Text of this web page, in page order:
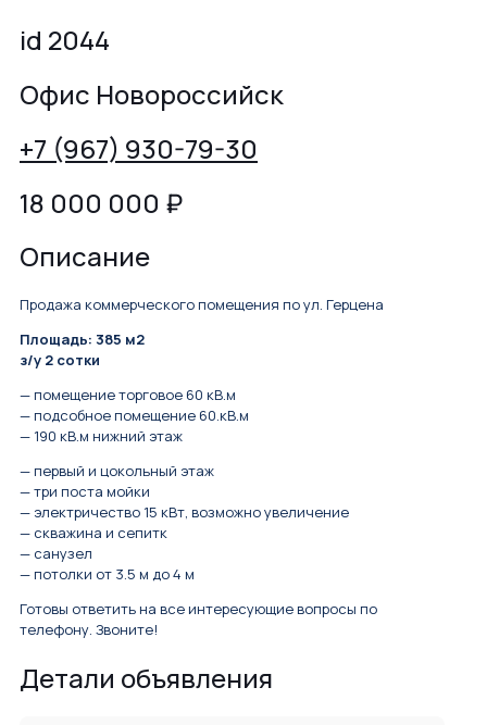
id 2044
Офис Новороссийск
+7 (967) 930-79-30
18 000 000 ₽
Описание
Продажа коммерческого помещения по ул. Герцена
Площадь: 385 м2
з/у 2 сотки
— помещение торговое 60 кВ.м
— подсобное помещение 60.кВ.м
— 190 кВ.м нижний этаж
— первый и цокольный этаж
— три поста мойки
— электричество 15 кВт, возможно увеличение
— скважина и сепитк
— санузел
— потолки от 3.5 м до 4 м
Готовы ответить на все интересующие вопросы по
телефону. Звоните!
Детали объявления